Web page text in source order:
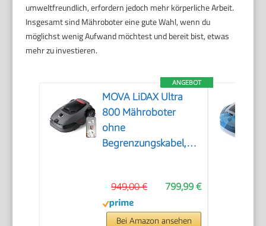
umweltfreundlich, erfordern jedoch mehr körperliche Arbeit.
Insgesamt sind Mähroboter eine gute Wahl, wenn du
möglichst wenig Aufwand möchtest und bereit bist, etwas
mehr zu investieren.
ANGEBOT
MOVA LiDAX Ultra
800 Mähroboter
ohne
Begrenzungskabel,
799,99 €
949,00 €
Bei Amazon ansehen